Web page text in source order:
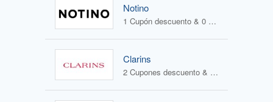
Notino
1 Cupón descuento & 0 Ofertas
Clarins
2 Cupones descuento & 1 Oferta